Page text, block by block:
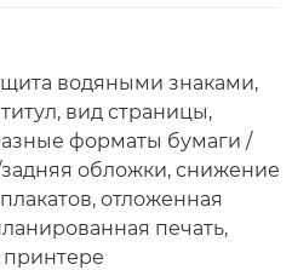
водяными знаками,
вид страницы,
форматы бумаги /
обложки, снижение
отложенная
печать,
принтере